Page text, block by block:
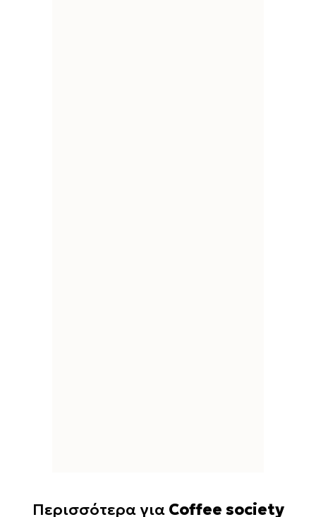
Περισσότερα για Coffee society